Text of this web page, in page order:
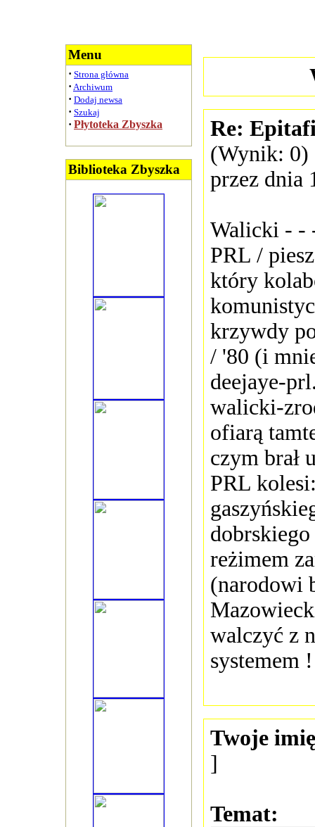
Menu
· Strona główna
· Archiwum
· Dodaj newsa
· Szukaj
· Płytoteka Zbyszka
Biblioteka Zbyszka
Re:
(Wynik: 0)
przez dnia
Walicki - -
PRL /
który
krzywdy
/ '80 (i
deejaye-
walicki-
ofiarą
czym brał
PRL
reżimem
(narodowi
walczyć z
systemem
Twoje
]
Temat: